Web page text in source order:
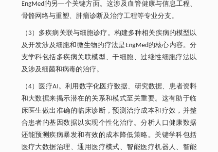
EngMed的另一个关键方面。这涉及血管健康与信息工程、
骨骼网络与重塑、肿瘤诊断及治疗工程等专业分支。
（3）多疾病关联与细胞诊疗。构建多种相关疾病的模型以
及开发涉及细胞和微生物的疗法是EngMed的核心内容。分
支学科包括多疾病关联模型、干细胞、过继性细胞疗法以
及涉及细菌和病毒的治疗。
（4）医疗AI。利用数字化医疗数据、研究数据、患者资料
和大数据来揭示潜在的关系和模式至关重要。这有助于临
床医生做出准确的临床诊断，预测治疗成本和疗效，并整
合患者的基因数据以实现个性化治疗。分析人口健康数据
还能预测疾病暴发和有效的成本降低策略。关键学科包括
医疗大数据治理、通用医疗模式、智能医疗机器人、智能